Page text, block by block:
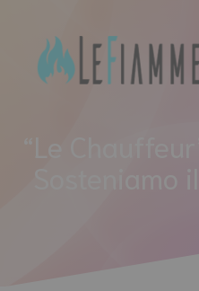
contenuto
“Le